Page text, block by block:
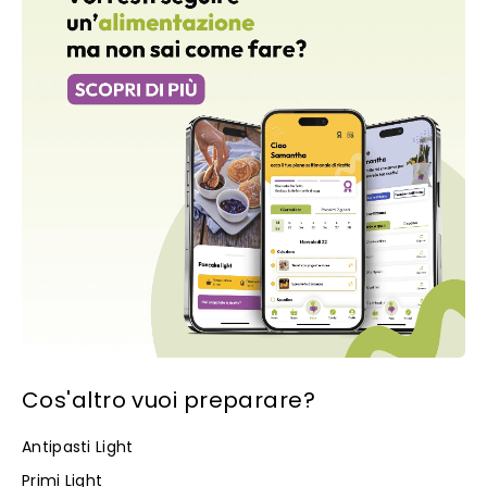
Cos'altro vuoi preparare?
Antipasti Light
Primi Light